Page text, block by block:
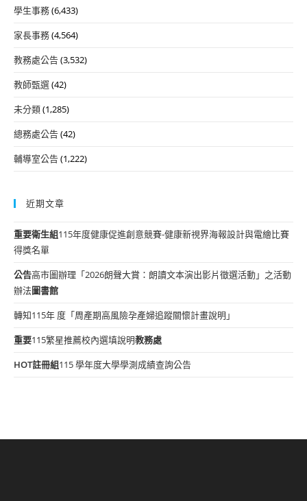
學生事務(6,433)
家長事務(4,564)
教務處公告(3,532)
教師甄選(42)
未分類(1,285)
總務處公告(42)
輔導室公告(1,222)
近期文章
重要衛生組115年度健康促進創意競賽-健康新視界海報設計與電繪比賽
得獎名單
公告高市圖辦理「2026朗聲大賞：朗讀文本演出影片徵選活動」之活動
辦法圖書館
轉知115年 度「周產期高風險孕產婦追蹤關懷計畫說明」
重要115繁星推薦校內選填說明教務處
HOT註冊組115 學年度大學學測成績查詢公告